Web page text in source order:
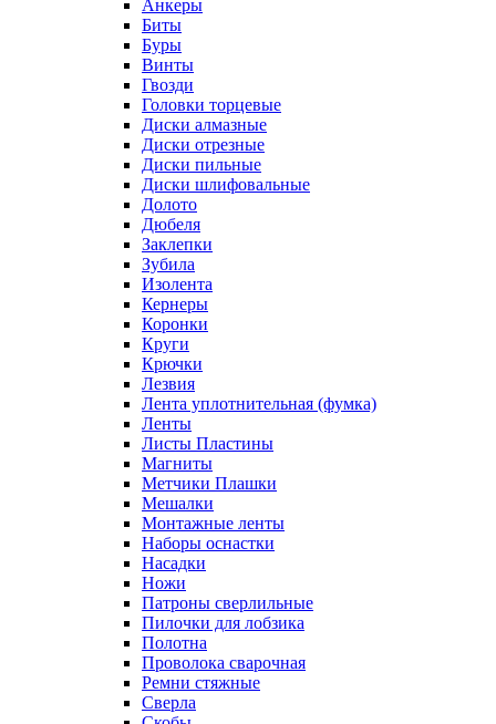
Анкеры
Биты
Буры
Винты
Гвозди
Головки торцевые
Диски алмазные
Диски отрезные
Диски пильные
Диски шлифовальные
Долото
Дюбеля
Заклепки
Зубила
Изолента
Кернеры
Коронки
Круги
Крючки
Лезвия
Лента уплотнительная (фумка)
Ленты
Листы Пластины
Магниты
Метчики Плашки
Мешалки
Монтажные ленты
Наборы оснастки
Насадки
Ножи
Патроны сверлильные
Пилочки для лобзика
Полотна
Проволока сварочная
Ремни стяжные
Сверла